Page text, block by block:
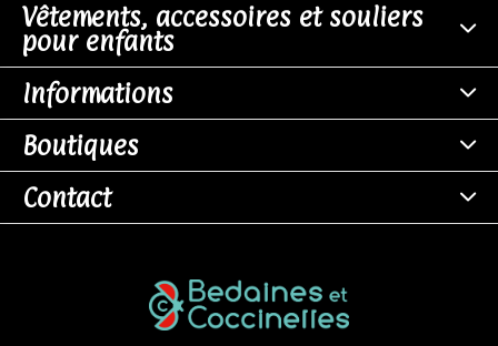
Vêtements, accessoires et souliers
pour enfants
Informations
Boutiques
Contact